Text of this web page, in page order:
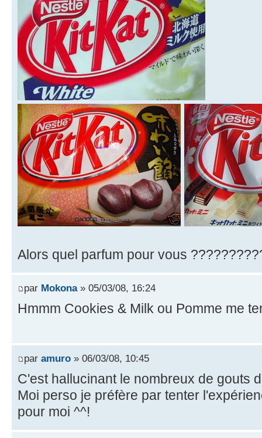
Alors quel parfum pour vous
par Mokona» 05/03/08, 16:24
Hmmm Cookies & Milk ou Pomme me
par amuro » 06/03/08, 10:45
C'est hallucinant le nombreux de gouts
Moi perso je préfère par tenter
pour moi ^^!